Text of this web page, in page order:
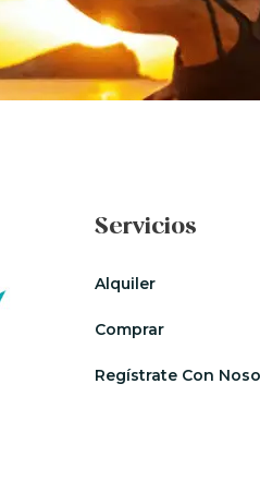
Servicios
Alquiler
Comprar
Regístrate Con